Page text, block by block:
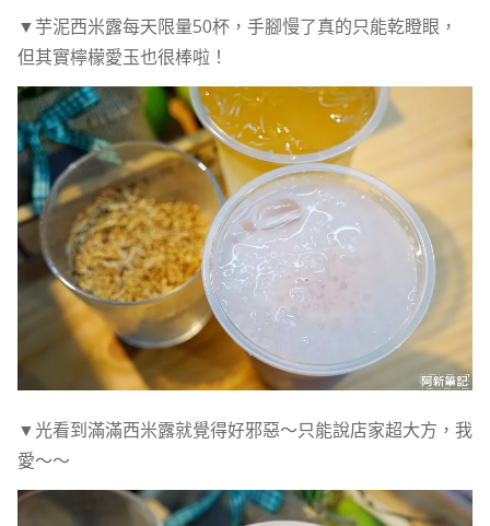
▼芋泥西米露每天限量50杯，手腳慢了真的只能乾瞪眼，
但其實檸檬愛玉也很棒啦！
▼光看到滿滿西米露就覺得好邪惡～只能說店家超大方，我
愛～～